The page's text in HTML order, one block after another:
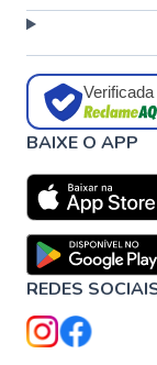
Verificada
BAIXE O APP
REDES